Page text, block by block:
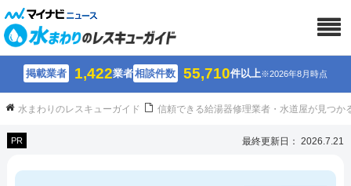
掲載業者 1,422業者相談件数 55,710件以上※2026年8月時点
水まわりのレスキューガイド 信頼できる給湯器修理業者・水道屋が見つか
PR 最終更新日： 2026.7.21